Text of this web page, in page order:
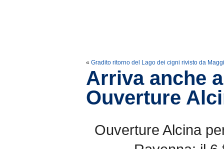
« Gradito ritorno del Lago dei cigni rivisto da
Arriva anche
Ouverture
Ouverture Alcina